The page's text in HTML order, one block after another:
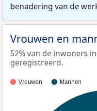
benadering van de
Vrouwen en
52% van de inwoners
geregistreerd.
Vrouwen Mannen